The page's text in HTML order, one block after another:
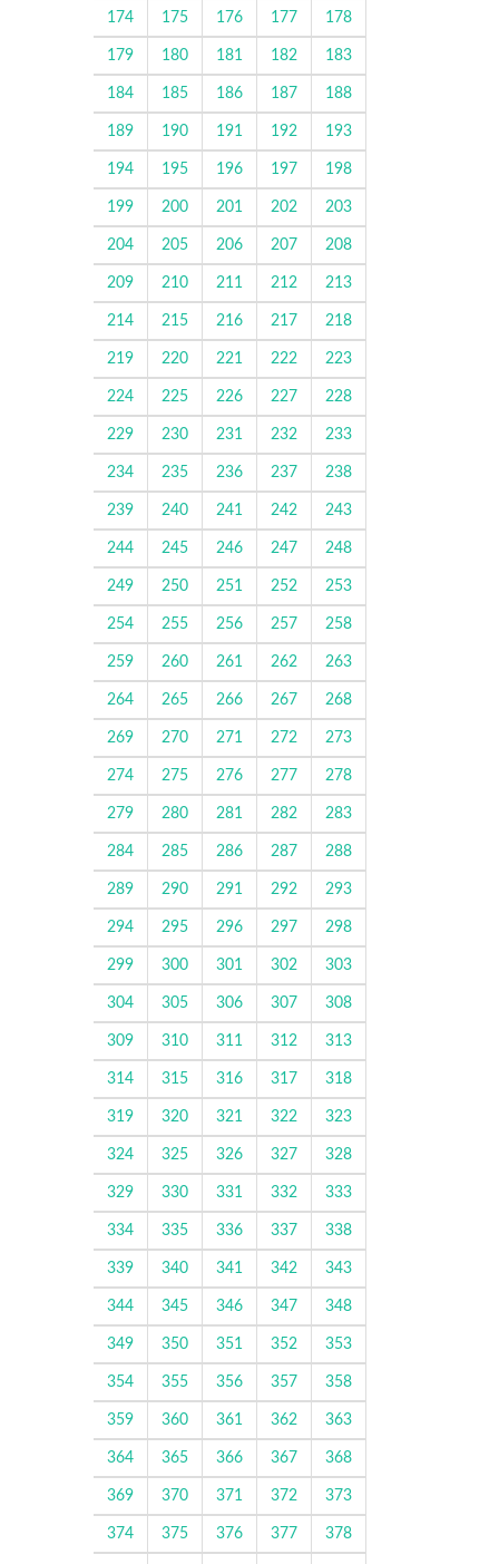
174 175 176 177 178
179 180 181 182 183
184 185 186 187 188
189 190 191 192 193
194 195 196 197 198
199 200 201 202 203
204 205 206 207 208
209 210 211 212 213
214 215 216 217 218
219 220 221 222 223
224 225 226 227 228
229 230 231 232 233
234 235 236 237 238
239 240 241 242 243
244 245 246 247 248
249 250 251 252 253
254 255 256 257 258
259 260 261 262 263
264 265 266 267 268
269 270 271 272 273
274 275 276 277 278
279 280 281 282 283
284 285 286 287 288
289 290 291 292 293
294 295 296 297 298
299 300 301 302 303
304 305 306 307 308
309 310 311 312 313
314 315 316 317 318
319 320 321 322 323
324 325 326 327 328
329 330 331 332 333
334 335 336 337 338
339 340 341 342 343
344 345 346 347 348
349 350 351 352 353
354 355 356 357 358
359 360 361 362 363
364 365 366 367 368
369 370 371 372 373
374 375 376 377 378